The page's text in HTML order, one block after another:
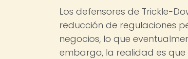
Los defensores de Trickle-
reducción de regulaciones
negocios, lo que
embargo, la realidad es que